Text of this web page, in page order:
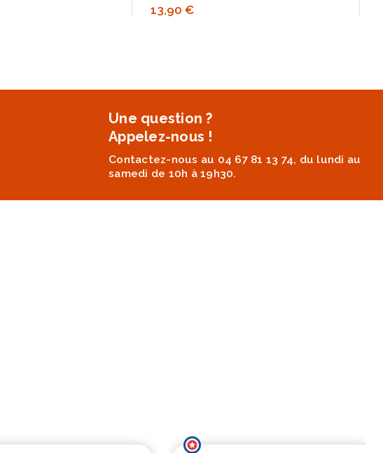
13,90 €
Une question ?
Appelez-nous !
Contactez-nous au 04 67 81 13 74, du lundi au
samedi de 10h à 19h30.